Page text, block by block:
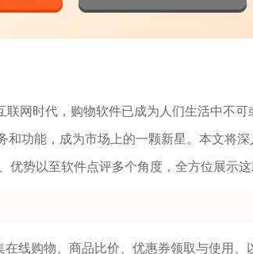
联网时代，购物软件已成为人们生活中不
和功能，成为市场上的一颗新星。本文将
优势以至软件点评多个角度，全方位展示这
在线购物、商品比价、优惠券领取与使用